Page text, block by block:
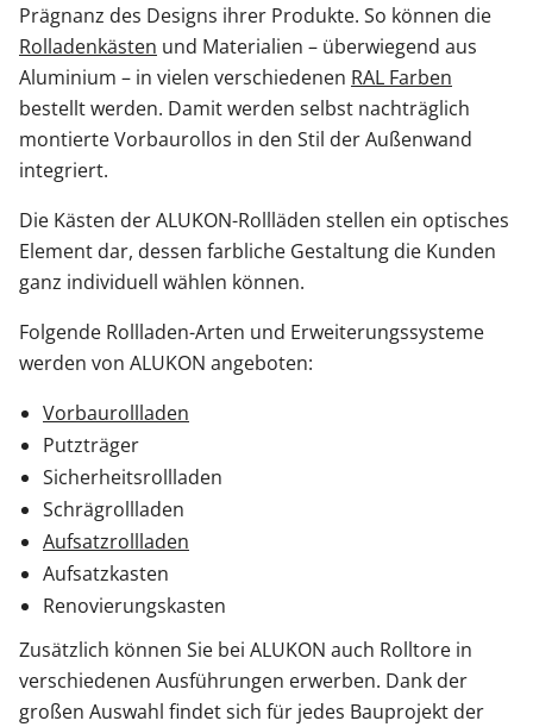
Prägnanz des Designs ihrer Produkte. So können die
Rolladenkästen und Materialien – überwiegend aus
Aluminium – in vielen verschiedenen RAL Farben
bestellt werden. Damit werden selbst nachträglich
montierte Vorbaurollos in den Stil der Außenwand
integriert.
Die Kästen der ALUKON-Rollläden stellen ein optisches
Element dar, dessen farbliche Gestaltung die Kunden
ganz individuell wählen können.
Folgende Rollladen-Arten und Erweiterungssysteme
werden von ALUKON angeboten:
Vorbaurollladen
Putzträger
Sicherheitsrollladen
Schrägrollladen
Aufsatzrollladen
Aufsatzkasten
Renovierungskasten
Zusätzlich können Sie bei ALUKON auch Rolltore in
verschiedenen Ausführungen erwerben. Dank der
großen Auswahl findet sich für jedes Bauprojekt der